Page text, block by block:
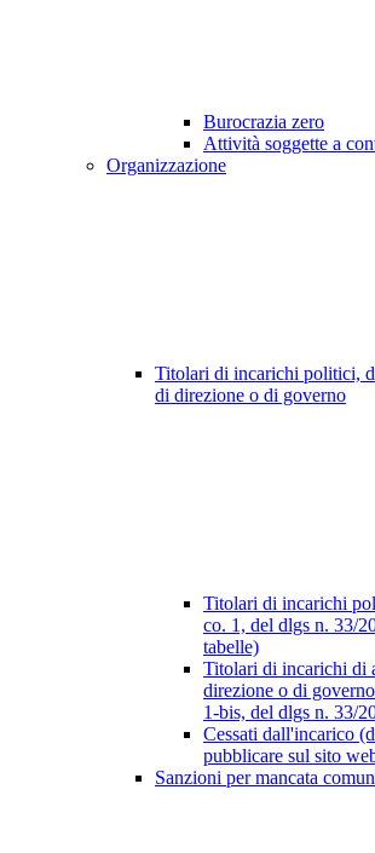
Burocrazia zero
Attività soggette a
Organizzazione
Titolari di incarichi politici,
di direzione o di governo
Titolari di incarichi
co. 1, del dlgs n. 33/
tabelle)
Titolari di incarichi di
direzione o di
1-bis, del dlgs n. 33/
Cessati dall'incarico
pubblicare sul sito
Sanzioni per mancata